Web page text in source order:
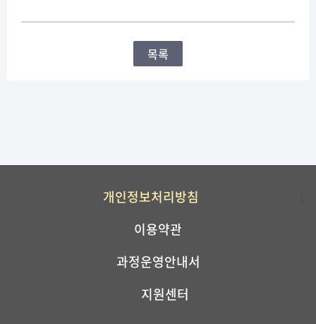
목록
개인정보처리방침
이용약관
과정운영안내서
지원센터